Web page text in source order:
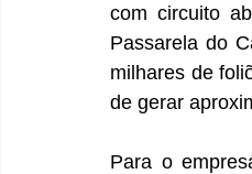
com circuito
Passarela do
milhares de
de gerar
Para o